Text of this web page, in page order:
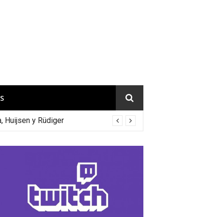
Huijsen y Rüdiger